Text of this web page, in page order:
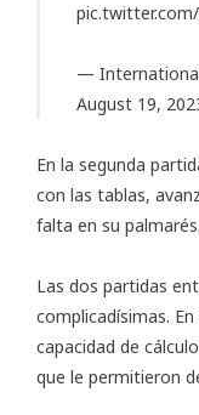
— International
August 19,
En la segunda
con las tablas,
falta en su palmarés.
Las dos partidas
complicadísimas.
capacidad de
que le permitieron